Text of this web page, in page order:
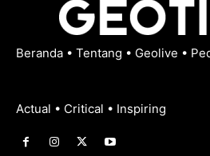
Beranda • Tentang • Geolive •
Actual • Critical • Inspiring